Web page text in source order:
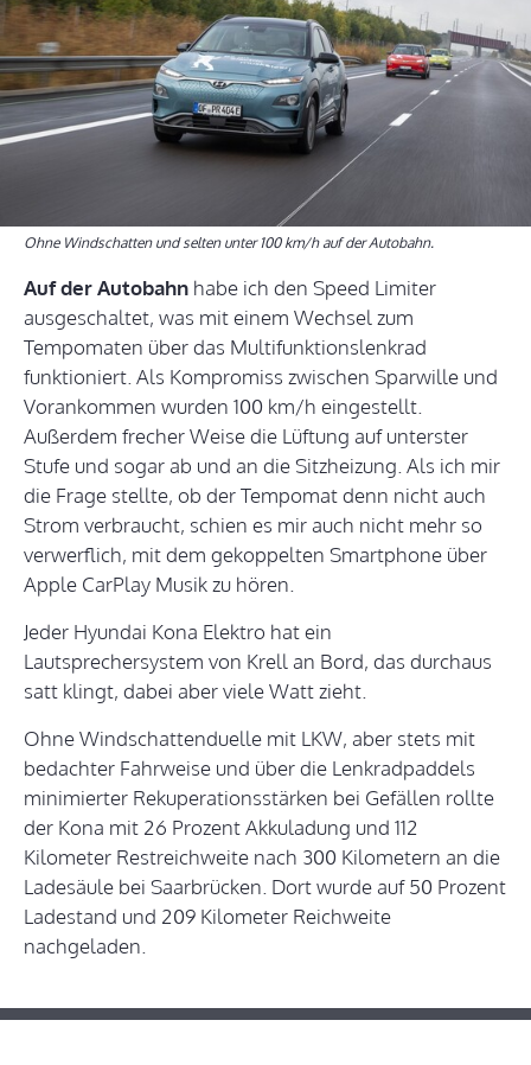
Ohne Windschatten und selten unter 100 km/h auf der Autobahn.
Auf der Autobahn habe ich den Speed Limiter
ausgeschaltet, was mit einem Wechsel zum
Tempomaten über das Multifunktionslenkrad
funktioniert. Als Kompromiss zwischen Sparwille und
Vorankommen wurden 100 km/h eingestellt.
Außerdem frecher Weise die Lüftung auf unterster
Stufe und sogar ab und an die Sitzheizung. Als ich mir
die Frage stellte, ob der Tempomat denn nicht auch
Strom verbraucht, schien es mir auch nicht mehr so
verwerflich, mit dem gekoppelten Smartphone über
Apple CarPlay Musik zu hören.
Jeder Hyundai Kona Elektro hat ein
Lautsprechersystem von Krell an Bord, das durchaus
satt klingt, dabei aber viele Watt zieht.
Ohne Windschattenduelle mit LKW, aber stets mit
bedachter Fahrweise und über die Lenkradpaddels
minimierter Rekuperationsstärken bei Gefällen rollte
der Kona mit 26 Prozent Akkuladung und 112
Kilometer Restreichweite nach 300 Kilometern an die
Ladesäule bei Saarbrücken. Dort wurde auf 50 Prozent
Ladestand und 209 Kilometer Reichweite
nachgeladen.